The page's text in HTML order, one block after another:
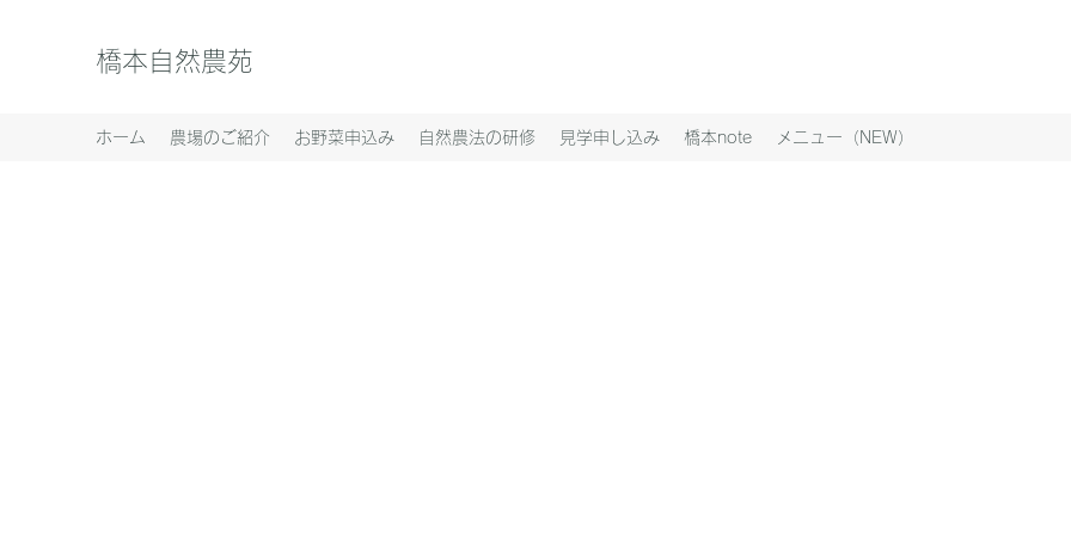
橋本自然農苑
ホーム 農場のご紹介 お野菜申込み 自然農法の研修 見学申し込み 橋本note メニュー（NEW）